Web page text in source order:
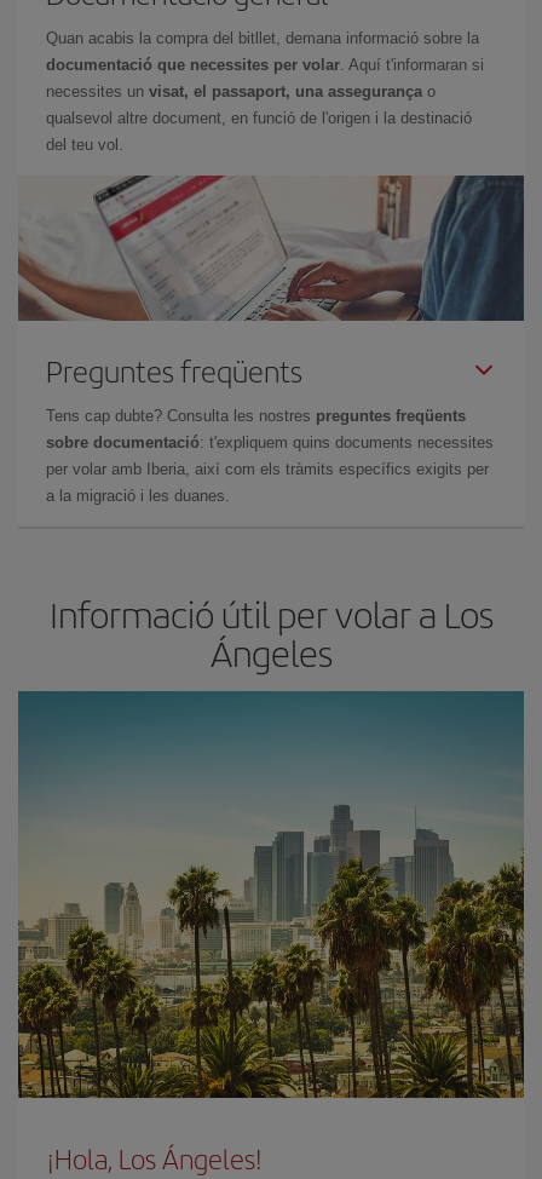
Quan acabis la compra del bitllet, demana informació sobre la
documentació que necessites per volar. Aquí t'informaran si
necessites un visat, el passaport, una assegurança o
qualsevol altre document, en funció de l'origen i la destinació
del teu vol.
Preguntes freqüents
Tens cap dubte? Consulta les nostres preguntes freqüents
sobre documentació: t'expliquem quins documents necessites
per volar amb Iberia, així com els tràmits específics exigits per
a la migració i les duanes.
Informació útil per volar a Los
Ángeles
¡Hola, Los Ángeles!